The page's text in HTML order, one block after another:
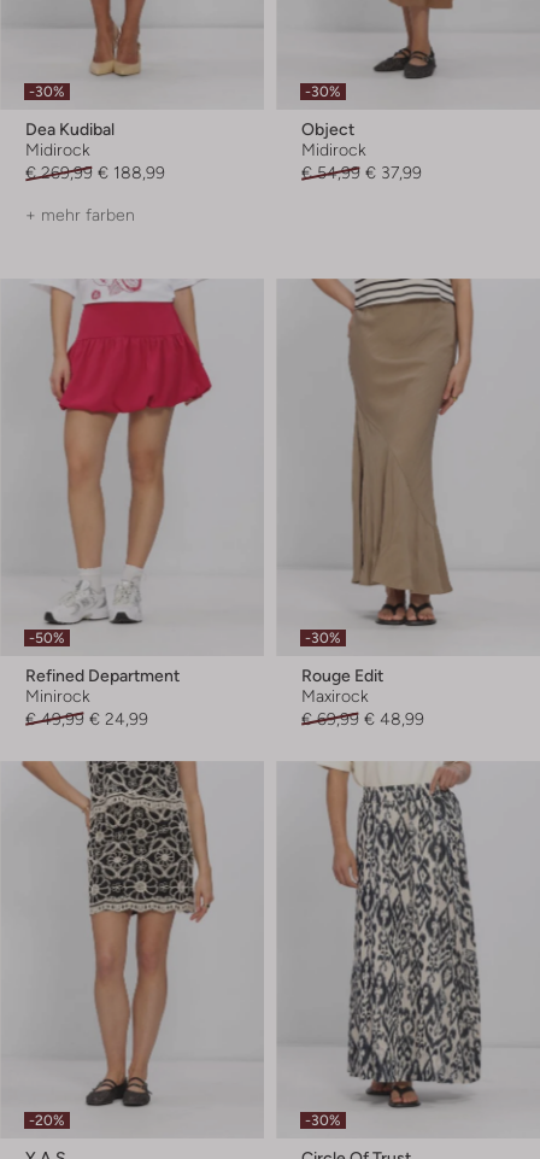
-30%
Dea Kudibal
Midirock
€ 269,99 € 188,99
+ mehr farben
-30%
Object
Midirock
€ 54,99 € 37,99
-50%
Refined Department
Minirock
€ 49,99 € 24,99
-30%
Rouge Edit
Maxirock
€ 69,99 € 48,99
-20% -30%